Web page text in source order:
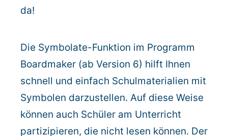
Kontakt
Leichte Sprache
Hilfe + Kontakt
Newsletter
da!
Die Symbolate-Funktion im Programm
Boardmaker (ab Version 6) hilft Ihnen
schnell und einfach Schulmaterialien mit
Symbolen darzustellen. Auf diese Weise
können auch Schüler am Unterricht
partizipieren, die nicht lesen können. Der